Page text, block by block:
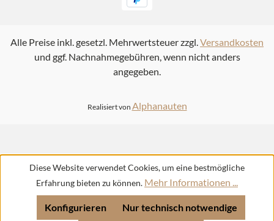
Alle Preise inkl. gesetzl. Mehrwertsteuer zzgl.Versandkosten
und ggf. Nachnahmegebühren, wenn nicht anders
angegeben.
Realisiert von Alphanauten
Diese Website verwendet Cookies, um eine bestmögliche
Erfahrung bieten zu können. Mehr Informationen ...
Nur technisch notwendige
Konfigurieren